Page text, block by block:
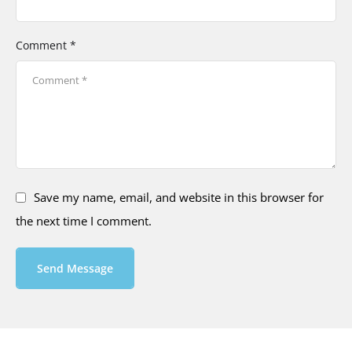
Comment *
Save my name, email, and website in this browser for
the next time I comment.
Send Message